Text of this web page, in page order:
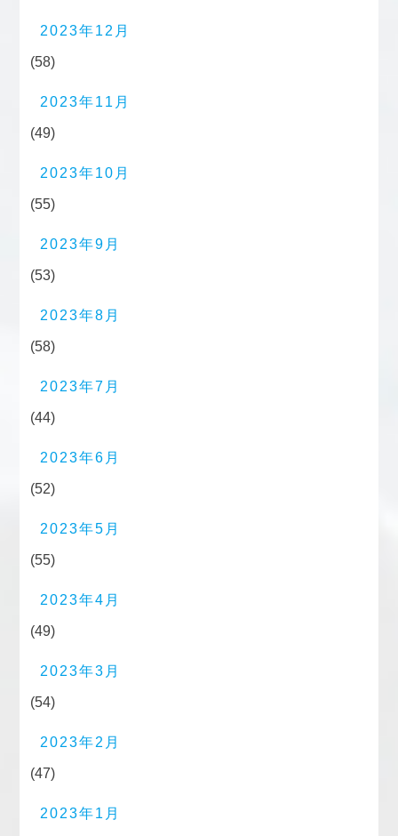
2023年12月
(58)
2023年11月
(49)
2023年10月
(55)
2023年9月
(53)
2023年8月
(58)
2023年7月
(44)
2023年6月
(52)
2023年5月
(55)
2023年4月
(49)
2023年3月
(54)
2023年2月
(47)
2023年1月